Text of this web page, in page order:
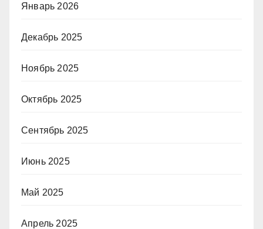
Январь 2026
Декабрь 2025
Ноябрь 2025
Октябрь 2025
Сентябрь 2025
Июнь 2025
Май 2025
Апрель 2025